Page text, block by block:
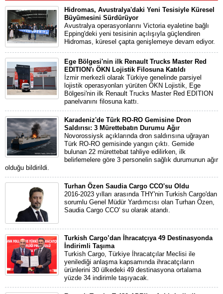
Hidromas, Avustralya'daki Yeni Tesisiyle Küresel
Büyümesini Sürdürüyor
Avustralya operasyonlarını Victoria eyaletine bağlı
Epping'deki yeni tesisinin açılışıyla güçlendiren
Hidromas, küresel çapta genişlemeye devam ediyor.
Ege Bölgesi'nin ilk Renault Trucks Master Red
EDITION'ı ÖKN Lojistik Filosuna Katıldı
İzmir merkezli olarak Türkiye genelinde parsiyel
lojistik operasyonları yürüten ÖKN Lojistik, Ege
Bölgesi'nin ilk Renault Trucks Master Red EDITION
panelvanını filosuna kattı.
Karadeniz'de Türk RO-RO Gemisine Dron
Saldırısı: 3 Mürettebatın Durumu Ağır
Novorossiysk açıklarında dron saldırısına uğrayan
Türk RO-RO gemisinde yangın çıktı. Gemide
bulunan 22 mürettebat tahliye edilirken, ilk
belirlemelere göre 3 personelin sağlık durumunun ağır
olduğu bildirildi.
Turhan Özen Saudia Cargo CCO'su Oldu
2016-2023 yılları arasında THY'nin Turkish Cargo'dan
sorumlu Genel Müdür Yardımcısı olan Turhan Özen,
Saudia Cargo CCO' su olarak atandı.
Turkish Cargo’dan İhracatçıya 49 Destinasyonda
İndirimli Taşıma
Turkish Cargo, Türkiye İhracatçılar Meclisi ile
yenilediği anlaşma kapsamında ihracatçıların
ürünlerini 30 ülkedeki 49 destinasyona ortalama
yüzde 34 indirimle taşıyacak.